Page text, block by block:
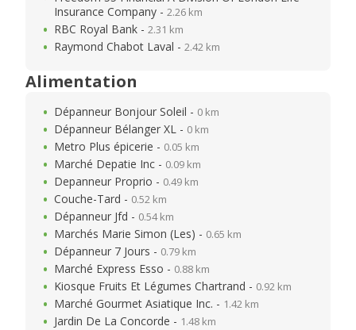
Insurance Company - 2.26 km
RBC Royal Bank - 2.31 km
Raymond Chabot Laval - 2.42 km
Alimentation
Dépanneur Bonjour Soleil - 0 km
Dépanneur Bélanger XL - 0 km
Metro Plus épicerie - 0.05 km
Marché Depatie Inc - 0.09 km
Depanneur Proprio - 0.49 km
Couche-Tard - 0.52 km
Dépanneur Jfd - 0.54 km
Marchés Marie Simon (Les) - 0.65 km
Dépanneur 7 Jours - 0.79 km
Marché Express Esso - 0.88 km
Kiosque Fruits Et Légumes Chartrand - 0.92 km
Marché Gourmet Asiatique Inc. - 1.42 km
Jardin De La Concorde - 1.48 km